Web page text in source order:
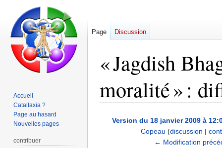
« Jagdish
moralité » :
Aller
Aller
Version du 18 janvier 2009 à
Copeau (discussion |
← Modification
Page Discussion
Accueil
Catallaxia ?
Page au hasard
Nouvelles pages
contribuer